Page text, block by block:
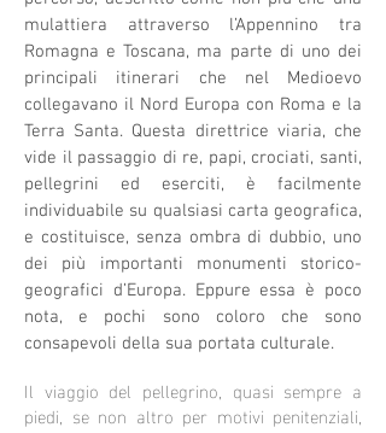
mulattiera attraverso l’Appennino tra
Romagna e Toscana, ma parte di uno dei
principali itinerari che nel Medioevo
collegavano il Nord Europa con Roma e la
Terra Santa. Questa direttrice viaria, che
vide il passaggio di re, papi, crociati, santi,
pellegrini ed eserciti, è facilmente
individuabile su qualsiasi carta geografica,
e costituisce, senza ombra di dubbio, uno
dei più importanti monumenti storico-
geografici d’Europa. Eppure essa è poco
nota, e pochi sono coloro che sono
consapevoli della sua portata culturale.
Il viaggio del pellegrino, quasi sempre a
piedi, se non altro per motivi penitenziali,